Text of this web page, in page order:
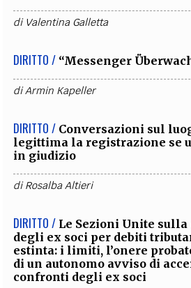
di Valentina Galletta
DIRITTO / “Messenger
diArmin Kapeller
DIRITTO / Conversazioni sul
legittima la registrazione se
in giudizio
diRosalba Altieri
DIRITTO / Le Sezioni Unite
degli ex soci per debiti
estinta: i limiti, l’onere
di un autonomo avviso di
confronti degli ex soci